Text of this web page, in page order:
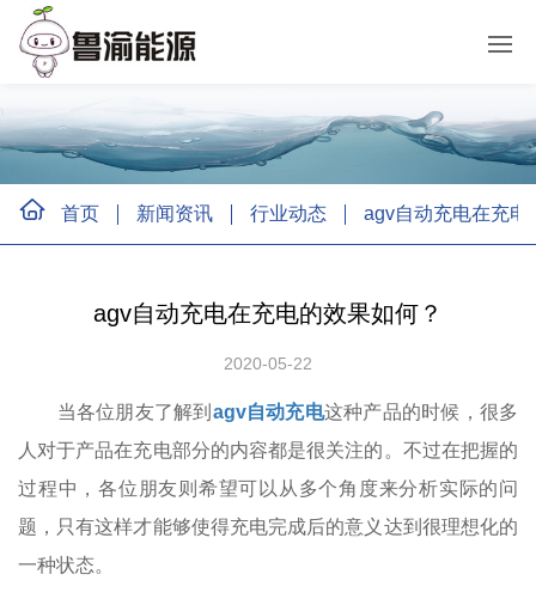
首页 新闻资讯 行业动态 agv自动充电在充电
agv自动充电在充电的效果如何？
2020-05-22
当各位朋友了解到 agv自动充电这种产品的时候，很多
人对于产品在充电部分的内容都是很关注的。不过在把握的
过程中，各位朋友则希望可以从多个角度来分析实际的问
题，只有这样才能够使得充电完成后的意义达到很理想化的
一种状态。